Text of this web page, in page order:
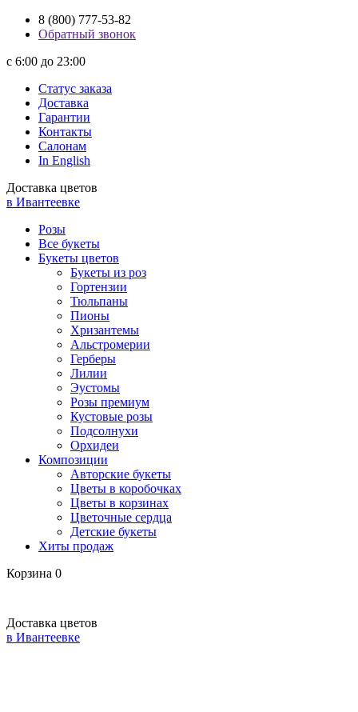
8 (800) 777-53-82
Обратный звонок
с 6:00 до 23:00
Статус заказа
Доставка
Гарантии
Контакты
Салонам
In English
Доставка цветов
в Ивантеевке
Розы
Все букеты
Букеты цветов
Букеты из роз
Гортензии
Тюльпаны
Пионы
Хризантемы
Альстромерии
Герберы
Лилии
Эустомы
Розы премиум
Кустовые розы
Подсолнухи
Орхидеи
Композиции
Авторские букеты
Цветы в коробочках
Цветы в корзинах
Цветочные сердца
Детские букеты
Хиты продаж
Корзина 0
Доставка цветов
в Ивантеевке